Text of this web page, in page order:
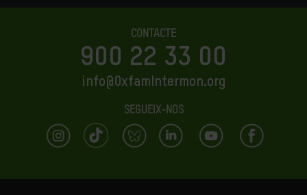
CONTACTE
900 22 33 00
info@OxfamIntermon.org
SEGUEIX-NOS